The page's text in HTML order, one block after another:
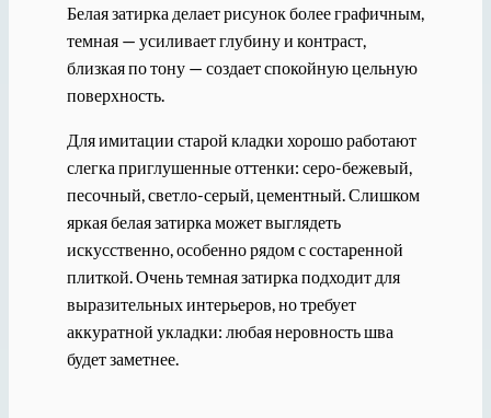
Белая затирка делает рисунок более графичным,
темная — усиливает глубину и контраст,
близкая по тону — создает спокойную цельную
поверхность.
Для имитации старой кладки хорошо работают
слегка приглушенные оттенки: серо-бежевый,
песочный, светло-серый, цементный. Слишком
яркая белая затирка может выглядеть
искусственно, особенно рядом с состаренной
плиткой. Очень темная затирка подходит для
выразительных интерьеров, но требует
аккуратной укладки: любая неровность шва
будет заметнее.